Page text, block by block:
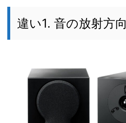
違い1. 音の放射方向